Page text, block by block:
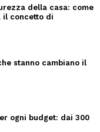
della casa: come
il concetto di
stanno cambiano il
ogni budget: dai 300